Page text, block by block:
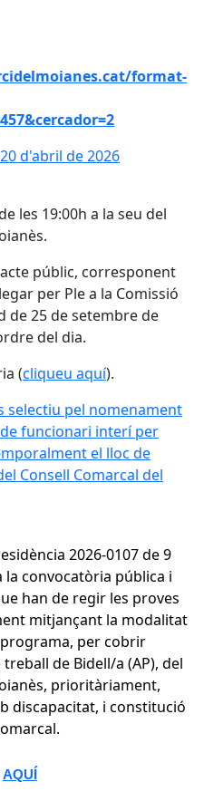
format-
d'abril de 2026
les 19:00h a la seu del
públic, corresponent
per Ple a la Comissió
de 25 de setembre de
del dia.
(cliqueu aquí).
selectiu pel nomenament
funcionari interí per
el lloc de
Consell Comarcal del
2026-0107 de 9
la convocatòria pública i
han de regir les proves
mitjançant la modalitat
per cobrir
de Bidell/a (AP), del
prioritàriament,
discapacitat, i constitució
AQUÍ